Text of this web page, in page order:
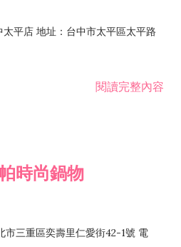
平店 地址：台中市太平區太平路
閱讀完整內容
時尚鍋物
市三重區奕壽里仁愛街42-1號 電